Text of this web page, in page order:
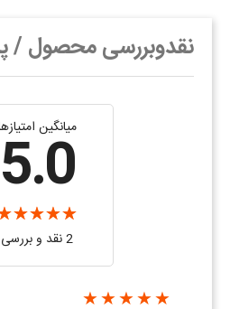
نقدوبررسی محصول
میانگین
5.0
2 نقد و بررسی‌‌
★★★★★